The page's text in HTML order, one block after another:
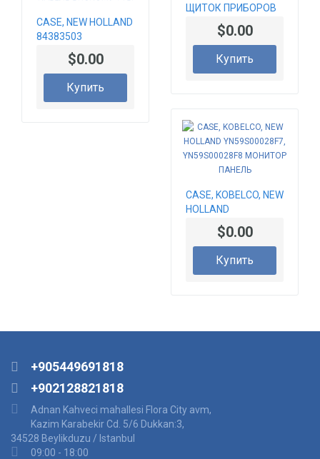
CASE, NEW HOLLAND
84383503
ЭЛЕКТРИЧЕСКИЙ
КАБЕЛЬ$0.00
Купить
ЩИТОК ПРИБОРОВ
$0.00
Купить
CASE, KOBELCO, NEW
HOLLAND
YN59S00028F7,
YN59S00028F8
$0.00
Купить
+905449691818
+902128821818
Adnan Kahveci mahallesi Flora City avm,
Kazim Karabekir Cd. 5/6 Dukkan:3,
34528 Beylikduzu / Istanbul
09:00 - 18:00